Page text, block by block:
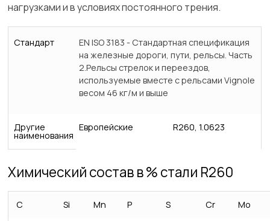
нагрузками и в условиях постоянного трения.
Стандарт
EN ISO 3183 - Стандартная спецификация
на железные дороги, пути, рельсы. Часть
2.Рельсы стрелок и переездов,
используемые вместе с рельсами Vignole
весом 46 кг/м и выше
Другие
наименования
Европейские R260, 1.0623
Химический состав в % стали R260
C Si Mn P S Cr Mo